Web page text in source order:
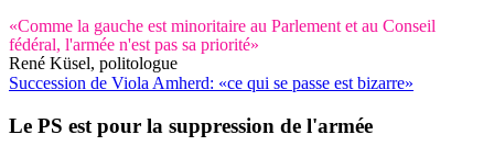
«Comme la gauche est minoritaire au Parlement et au Conseil
fédéral, l'armée n'est pas sa priorité»
René Küsel, politologue
Succession de Viola Amherd: «ce qui se passe est bizarre»
Le PS est pour la suppression de l'armée